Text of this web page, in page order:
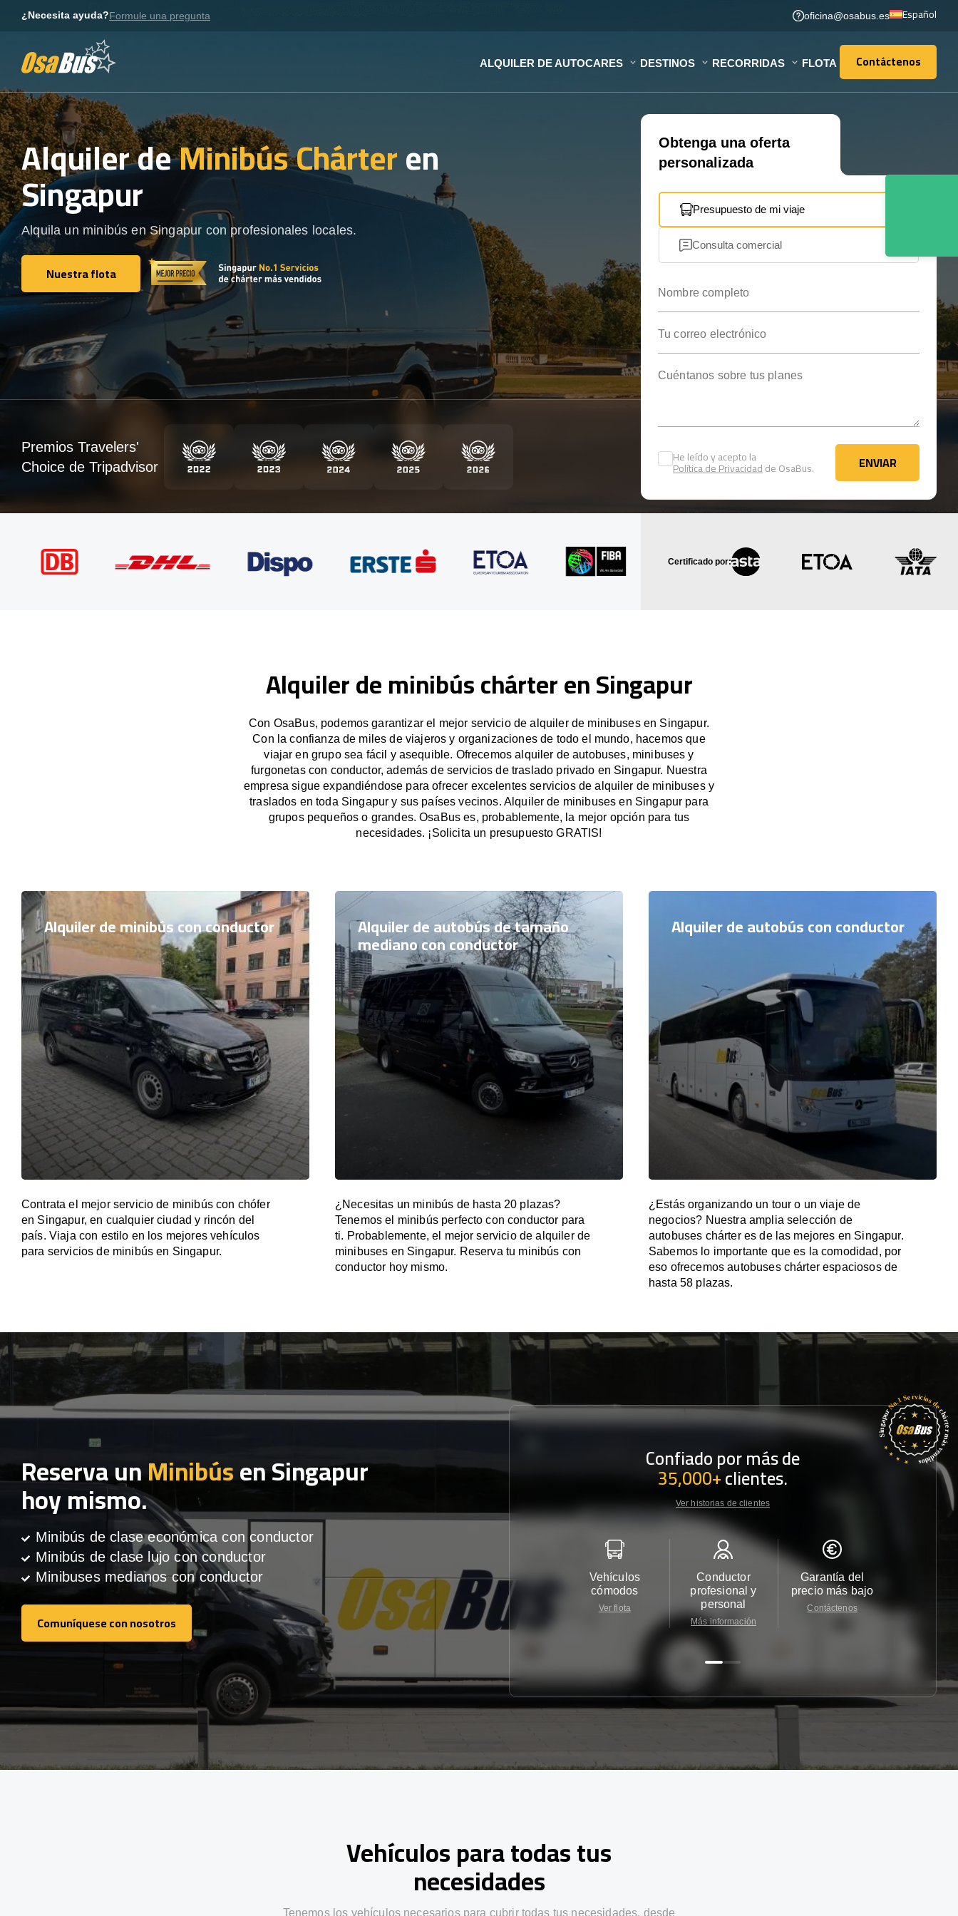
¿Necesita ayuda?Formule una pregunta oficina@osabus.es Español
ALQUILER DE AUTOCARES DESTINOS RECORRIDAS FLOTA Contáctenos
Contáctenos
Alquiler deMinibús Chárteren
Singapur
Alquila un minibús en Singapur con profesionales locales.
Nuestra flota
Nuestra flota
Obtenga una oferta
personalizada
Presupuesto de mi viaje
Consulta comercial
He leído y acepto la
Política de Privacidadde OsaBus. ENVIAR
ENVIAR
Premios Travelers'
Choice de Tripadvisor
Certificado por:
Alquiler de minibús chárter en Singapur
Con OsaBus, podemos garantizar el mejor servicio de alquiler de minibuses en Singapur.
Con la confianza de miles de viajeros y organizaciones de todo el mundo, hacemos que
viajar en grupo sea fácil y asequible. Ofrecemos alquiler de autobuses, minibuses y
furgonetas con conductor, además de servicios de traslado privado en Singapur. Nuestra
empresa sigue expandiéndose para ofrecer excelentes servicios de alquiler de minibuses y
traslados en toda Singapur y sus países vecinos. Alquiler de minibuses en Singapur para
grupos pequeños o grandes. OsaBus es, probablemente, la mejor opción para tus
necesidades. ¡Solicita un presupuesto GRATIS!
Alquiler de minibús con conductor
Contrata el mejor servicio de minibús con chófer
en Singapur, en cualquier ciudad y rincón del
país. Viaja con estilo en los mejores vehículos
para servicios de minibús en Singapur.
Alquiler de autobús de tamaño
mediano con conductor
¿Necesitas un minibús de hasta 20 plazas?
Tenemos el minibús perfecto con conductor para
ti. Probablemente, el mejor servicio de alquiler de
minibuses en Singapur. Reserva tu minibús con
conductor hoy mismo.
Alquiler de autobús con conductor
¿Estás organizando un tour o un viaje de
negocios? Nuestra amplia selección de
autobuses chárter es de las mejores en Singapur.
Sabemos lo importante que es la comodidad, por
eso ofrecemos autobuses chárter espaciosos de
hasta 58 plazas.
Reserva unMinibúsen Singapur
hoy mismo.
Minibús de clase económica con conductor
Minibús de clase lujo con conductor
Minibuses medianos con conductor
Comuníquese con nosotros
Comuníquese con nosotros
Confiado por más de
35,000+clientes.
Ver historias de clientes
Vehículos
cómodos
Ver flota
Conductor
profesional y
personal
Más información
Garantía del
precio más bajo
Contáctenos
Vehículos para todas tus
necesidades
Tenemos los vehículos necesarios para cubrir todas tus necesidades, desde